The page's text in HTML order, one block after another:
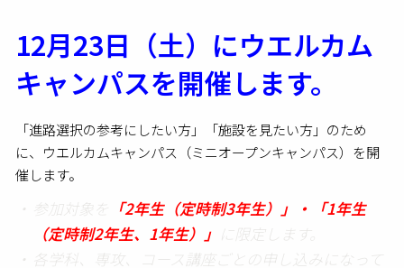
12月23日（土）にウエルカム
キャンパスを開催します。
「進路選択の参考にしたい方」「施設を見たい方」のため
に、ウエルカムキャンパス（ミニオープンキャンパス）を開
催します。
参加対象を
「2年生（定時制3年生）」・「1年生
（定時制2年生、1年生）」 に限定します。
各学科、専攻、コース講座ごとの申し込みになって